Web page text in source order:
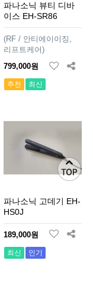
파나소닉 뷰티 디바
이스 EH-SR86
(RF / 안티에이이징,
리프트케어)
799,000원
추천 최신
파나소닉 고데기 EH-
HS0J
189,000원
최신 인기